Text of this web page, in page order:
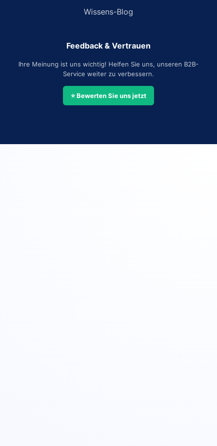
Wissens-Blog
Feedback & Vertrauen
Ihre Meinung ist uns wichtig! Helfen Sie uns, unseren B2B-
Service weiter zu verbessern.
⭐ Bewerten Sie uns jetzt